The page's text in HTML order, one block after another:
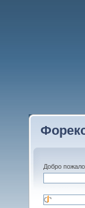
Добро